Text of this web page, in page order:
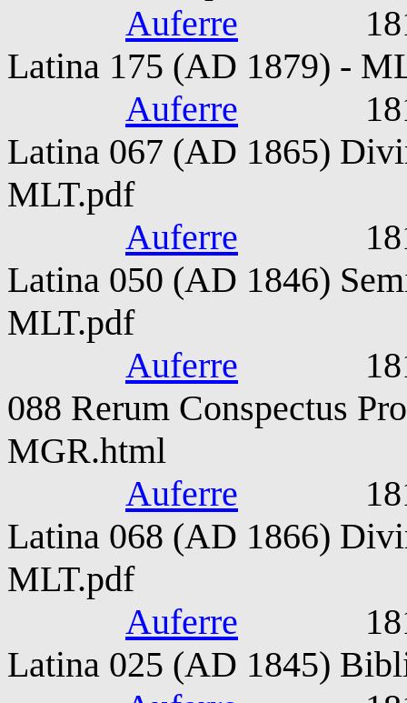
Auferre 1815-
Latina 175 (AD 1879) -
Auferre 1815-
Latina 067 (AD 1865)
MLT.pdf
Auferre 1815-
Latina 050 (AD 1846)
MLT.pdf
Auferre 1815-
088 Rerum Conspectus
MGR.html
Auferre 1815-
Latina 068 (AD 1866)
MLT.pdf
Auferre 1815-
Latina 025 (AD 1845)